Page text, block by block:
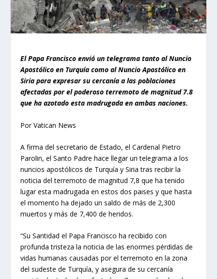
El Papa Francisco envió un telegrama tanto al Nuncio
Apostólico en Turquía como al Nuncio Apostólico en
Siria para expresar su cercanía a las poblaciones
afectadas por el poderoso terremoto de magnitud 7.8
que ha azotado esta madrugada en ambas naciones.
Por Vatican News
A firma del secretario de Estado, el Cardenal Pietro
Parolin, el Santo Padre hace llegar un telegrama a los
nuncios apostólicos de Turquía y Siria tras recibir la
noticia del terremoto de magnitud 7,8 que ha tenido
lugar esta madrugada en estos dos paises y que hasta
el momento ha dejado un saldo de más de 2,300
muertos y más de 7,400 de heridos.
“Su Santidad el Papa Francisco ha recibido con
profunda tristeza la noticia de las enormes pérdidas de
vidas humanas causadas por el terremoto en la zona
del sudeste de Turquía, y asegura de su cercanía